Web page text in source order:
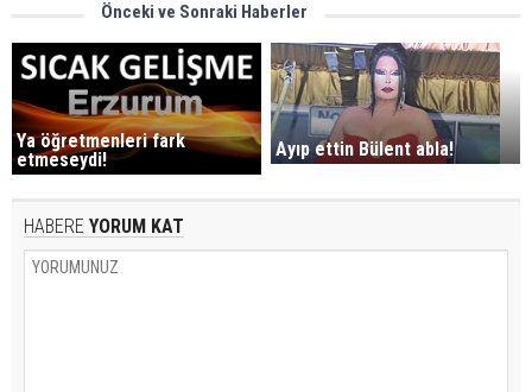
Önceki ve Sonraki Haberler
Ya öğretmenleri fark
etmeseydi!
Ayıp ettin Bülent abla!
HABERE YORUM KAT